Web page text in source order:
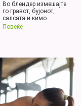
Во блендер измешајте
го гравот, бујонот,
салсата и кимо...
Повеќе